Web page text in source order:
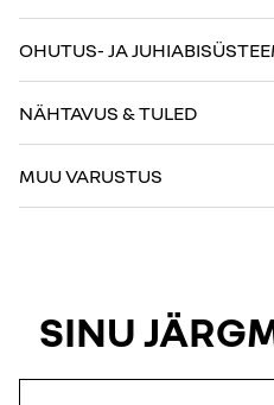
OHUTUS- JA
NÄHTAVUS & TULED
MUU VARUSTUS
SINU